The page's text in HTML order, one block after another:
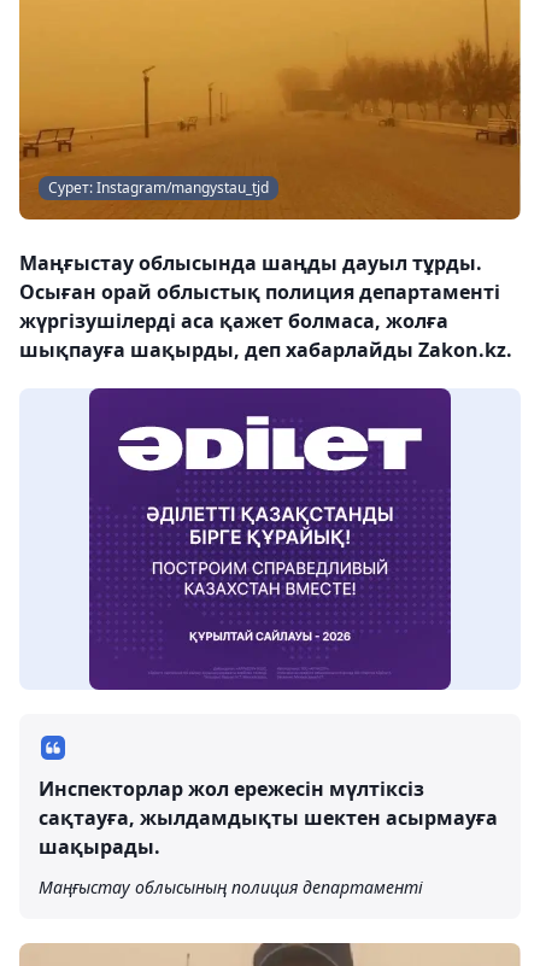
Сурет: Instagram/mangystau_tjd
Маңғыстау облысында шаңды дауыл тұрды.
Осыған орай облыстық полиция департаменті
жүргізушілерді аса қажет болмаса, жолға
шықпауға шақырды, деп хабарлайды Zakon.kz.
Инспекторлар жол ережесін мүлтіксіз
сақтауға, жылдамдықты шектен асырмауға
шақырады.
Маңғыстау облысының полиция департаменті